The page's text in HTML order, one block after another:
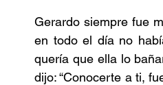
Gerardo siempre fue
en todo el día no
quería que ella lo
dijo: “Conocerte a ti,